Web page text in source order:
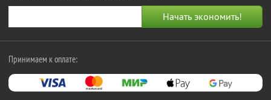
Принимаем к оплате: